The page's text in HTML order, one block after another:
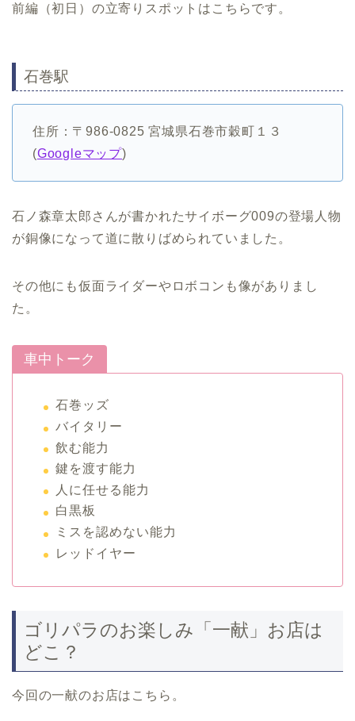
前編（初日）の立寄りスポットはこちらです。
石巻駅
住所：〒986-0825 宮城県石巻市穀町１３
(Googleマップ)
石ノ森章太郎さんが書かれたサイボーグ009の登場人物
が銅像になって道に散りばめられていました。
その他にも仮面ライダーやロボコンも像がありまし
た。
車中トーク
石巻ッズ
バイタリー
飲む能力
鍵を渡す能力
人に任せる能力
白黒板
ミスを認めない能力
レッドイヤー
ゴリパラのお楽しみ「一献」お店は
どこ？
今回の一献のお店はこちら。